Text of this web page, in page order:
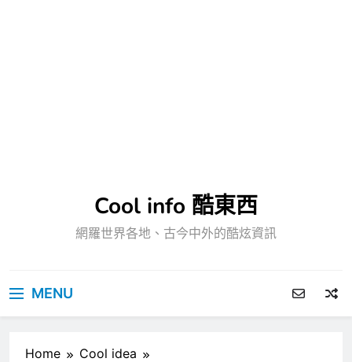
Cool info 酷東西
網羅世界各地、古今中外的酷炫資訊
MENU
Home
Cool idea